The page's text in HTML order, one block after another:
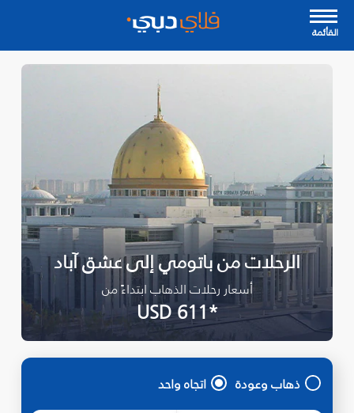
القأئمة
الرحلات من باتومي إلى عشق آباد
أسعار رحلات الذهاب ابتداءً من
*USD 611
ذهاب وعودة اتجاه واحد